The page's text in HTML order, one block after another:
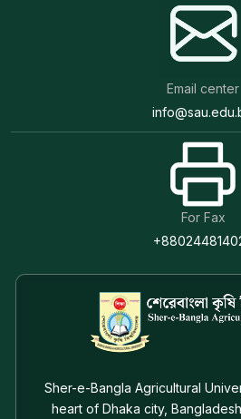
Email center
For Fax
Sher-e-Bangla Agricultural
heart of Dhaka city,